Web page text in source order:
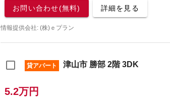
お問い合わせ(無料) 詳細を見る
情報提供会社: (株)ｅプラン
貸アパート 津山市 勝部 2階 3DK
5.2万円